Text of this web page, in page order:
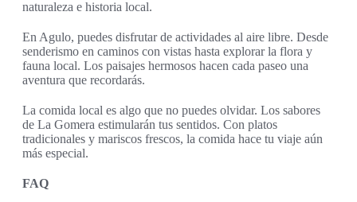
naturaleza e historia local.
En Agulo, puedes disfrutar de actividades al aire libre. Desde
senderismo en caminos con vistas hasta explorar la flora y
fauna local. Los paisajes hermosos hacen cada paseo una
aventura que recordarás.
La comida local es algo que no puedes olvidar. Los sabores
de La Gomera estimularán tus sentidos. Con platos
tradicionales y mariscos frescos, la comida hace tu viaje aún
más especial.
FAQ